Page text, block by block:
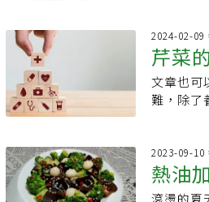
的人，吃
莖，不吃
莖的1倍
多。營養
比起來，
菜與雞肉
寒、體質
煮，反而
實具有抗
性。牡蠣
物，其主
成分；此
解產物被
蔬果抽屜
塑膠包裝
有助於芹
細緻的芹
糊糊、發
與其他蔬
芹菜重新
菜，含多
進食慾幫
對於腸道
潰瘍、胃
口感略有
菜最常見
管(青梗
(鴨兒芹)
2024-02-09
芹菜
用，
文章也可
難，除了
高，每
等有害物
2023-09-10
熱油
滾燙的夏